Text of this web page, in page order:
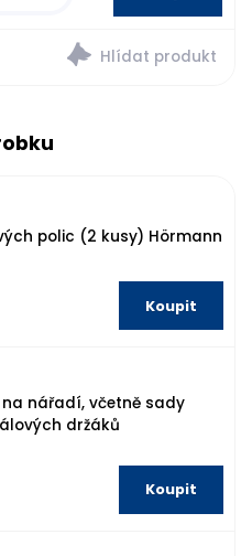
polic (2 kusy) Hörmann
nářadí, včetně sady
držáků